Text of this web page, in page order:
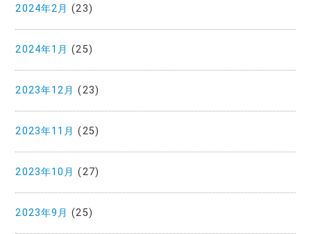
2024年2月 (23)
2024年1月 (25)
2023年12月 (23)
2023年11月 (25)
2023年10月 (27)
2023年9月 (25)